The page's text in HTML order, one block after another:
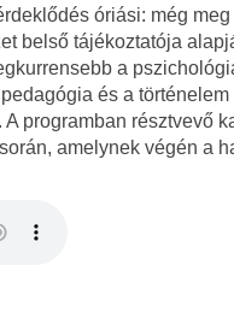
óriási: még meg
belső tájékoztatója
a
és a történelem
programban résztvevő
amelynek végén a